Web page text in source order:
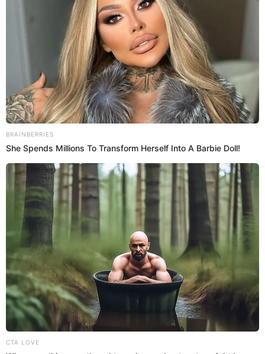
ATU anuncia nuevas rutas del corredor azul que
unirá Cercado de Lima con SMP y hasta cuándo
aplica la marcha blanca
La marcha blanca del corredor azul estará hasta el martes 2 de
septiembre de acuerdo con el anuncio de la ATU. Aquí te contamos
cuáles serán las rutas a seguir durante este tiempo.
Yeraldiny Cobeñas
ATU